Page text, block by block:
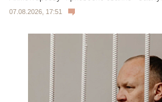
07.08.2026, 17:51